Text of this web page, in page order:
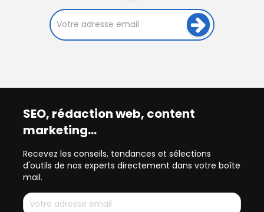
SEO, rédaction web, content
marketing…
Recevez les conseils, tendances et sélections
d'outils de nos experts directement dans votre boîte
mail.